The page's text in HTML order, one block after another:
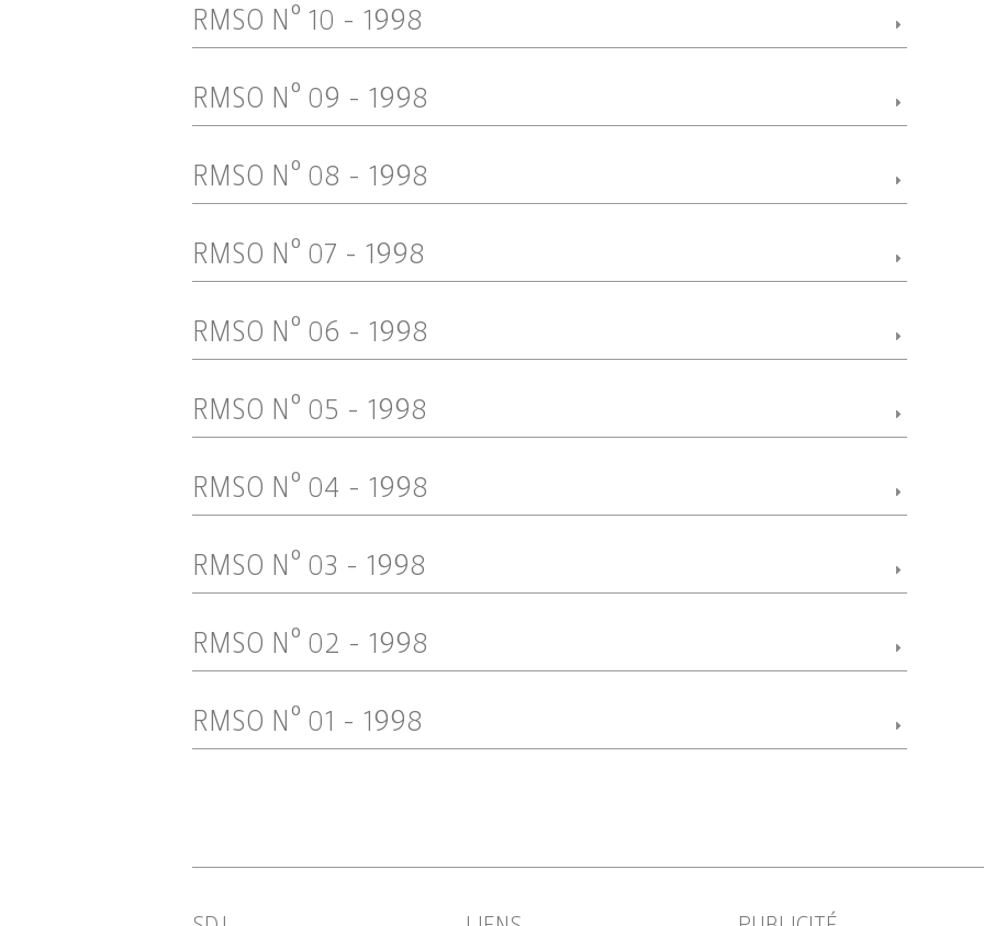
RMSO Nº 10 - 1998
RMSO Nº 09 - 1998
RMSO Nº 08 - 1998
RMSO Nº 07 - 1998
RMSO Nº 06 - 1998
RMSO Nº 05 - 1998
RMSO Nº 04 - 1998
RMSO Nº 03 - 1998
RMSO Nº 02 - 1998
RMSO Nº 01 - 1998